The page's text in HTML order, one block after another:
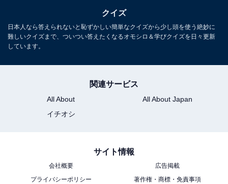
クイズ
日本人なら答えられないと恥ずかしい簡単なクイズから少し頭を使う絶妙に
難しいクイズまで、ついつい答えたくなるオモシロ＆学びクイズを日々更新
しています。
関連サービス
All About
All About Japan
イチオシ
サイト情報
会社概要
広告掲載
プライバシーポリシー
著作権・商標・免責事項